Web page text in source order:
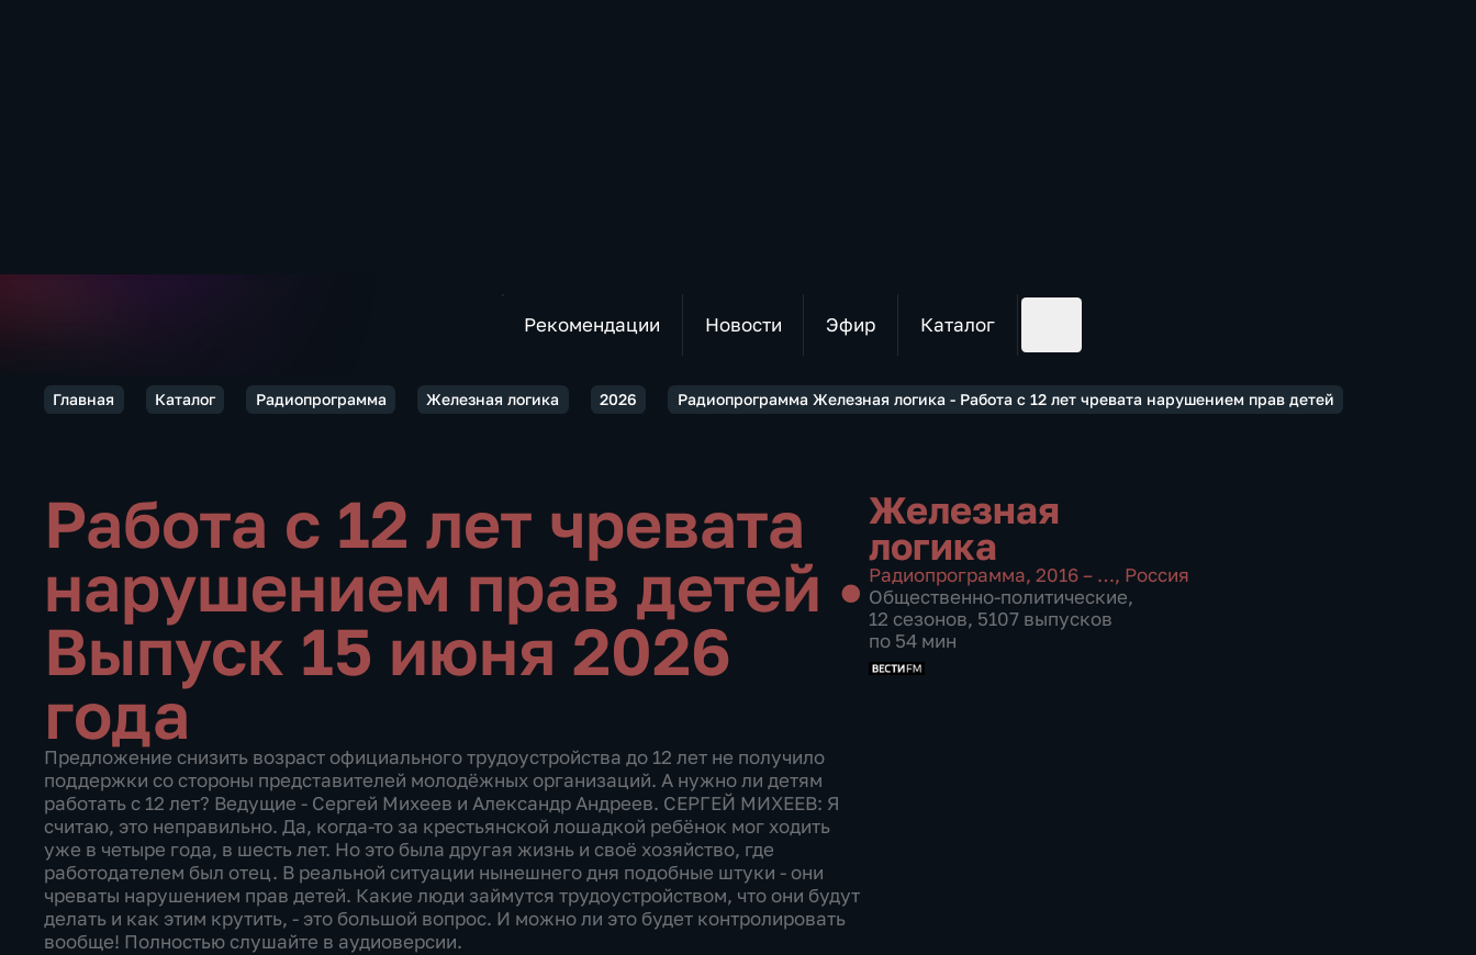
Рекомендации Новости Эфир Каталог
Главная Каталог Радиопрограмма Железная логика 2026 Радиопрограмма Железная логика - Работа с 12 лет чревата нарушением прав детей
Работа с 12 лет чревата
нарушением прав детей •
Выпуск 15 июня 2026
года
Предложение снизить возраст официального трудоустройства до 12 лет не получило
поддержки со стороны представителей молодёжных организаций. А нужно ли детям
работать с 12 лет? Ведущие - Сергей Михеев и Александр Андреев. СЕРГЕЙ МИХЕЕВ: Я
считаю, это неправильно. Да, когда-то за крестьянской лошадкой ребёнок мог ходить
уже в четыре года, в шесть лет. Но это была другая жизнь и своё хозяйство, где
работодателем был отец. В реальной ситуации нынешнего дня подобные штуки - они
чреваты нарушением прав детей. Какие люди займутся трудоустройством, что они будут
делать и как этим крутить, - это большой вопрос. И можно ли это будет контролировать
вообще! Полностью слушайте в аудиоверсии.
Железная
логика
Радиопрограмма, 2016 – …, Россия
Общественно-политические,
12 сезонов, 5107 выпусков
по 54 мин